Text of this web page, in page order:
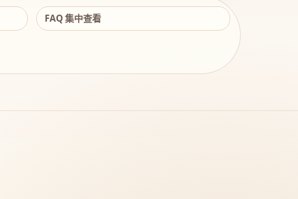
FAQ 集中查看